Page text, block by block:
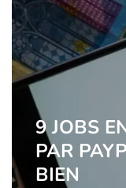
9 JOBS
PAR
BIEN